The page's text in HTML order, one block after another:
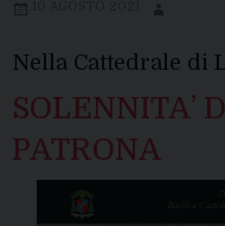
Nella Cattedrale di
SOLENNITA’
PATRONA